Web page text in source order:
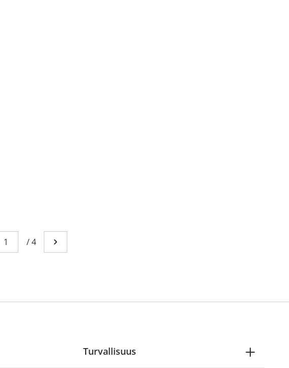
Sivu
You're currently reading page 1
/4 Mene seuraavalle sivulle
Turvallisuus